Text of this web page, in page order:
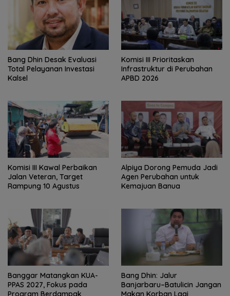
‎Bang Dhin Desak Evaluasi
Total Pelayanan Investasi
Kalsel
‎Komisi III Prioritaskan
Infrastruktur di Perubahan
APBD 2026
Komisi III Kawal Perbaikan
Jalan Veteran, Target
Rampung 10 Agustus
‎Alpiya Dorong Pemuda Jadi
Agen Perubahan untuk
Kemajuan Banua ‎
‎Banggar Matangkan KUA-
PPAS 2027, Fokus pada
Program Berdampak
Bang Dhin: Jalur
Banjarbaru–Batulicin Jangan
Makan Korban Lagi